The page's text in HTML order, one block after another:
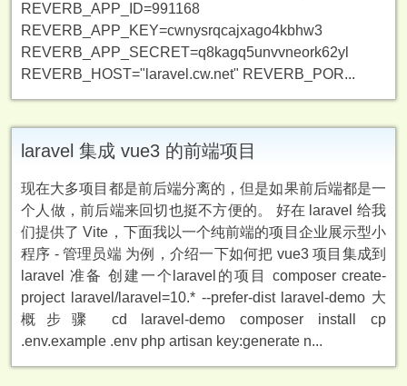
REVERB_APP_ID=991168
REVERB_APP_KEY=cwnysrqcajxago4kbhw3
REVERB_APP_SECRET=q8kagq5unvvneork62yl
REVERB_HOST="laravel.cw.net" REVERB_POR...
laravel 集成 vue3 的前端项目
现在大多项目都是前后端分离的，但是如果前后端都是一
个人做，前后端来回切也挺不方便的。 好在 laravel 给我
们提供了 Vite，下面我以一个纯前端的项目企业展示型小
程序 - 管理员端 为例，介绍一下如何把 vue3 项目集成到
laravel 准备 创建一个laravel的项目 composer create-
project laravel/laravel=10.* --prefer-dist laravel-demo 大
概步骤 cd laravel-demo composer install cp
.env.example .env php artisan key:generate n...